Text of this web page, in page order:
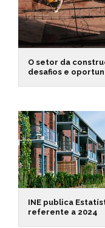
O setor da
desafios e
INE publica
referente a 2024